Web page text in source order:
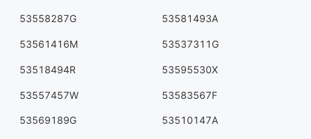
53558287G 53581493A
53561416M 53537311G
53518494R 53595530X
53557457W 53583567F
53569189G 53510147A